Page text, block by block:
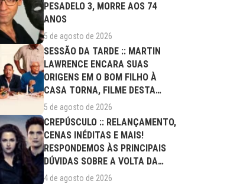
PESADELO 3, MORRE AOS 74
ANOS
5 de agosto de 2026
SESSÃO DA TARDE :: MARTIN
LAWRENCE ENCARA SUAS
ORIGENS EM O BOM FILHO À
CASA TORNA, FILME DESTA
QUARTA (05/08)
5 de agosto de 2026
CREPÚSCULO :: RELANÇAMENTO,
CENAS INÉDITAS E MAIS!
RESPONDEMOS ÀS PRINCIPAIS
DÚVIDAS SOBRE A VOLTA DA
SAGA AOS CINEMAS
4 de agosto de 2026